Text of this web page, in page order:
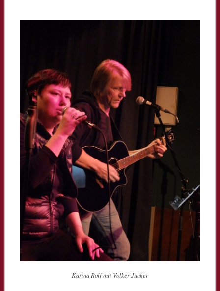
Karina Rolf mit Volker Junker